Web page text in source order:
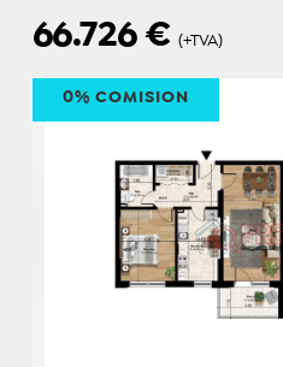
66.726€ (+TVA)
0% COMISION